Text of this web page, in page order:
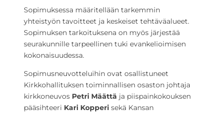
Sopimuksessa määritellään tarkemmin
yhteistyön tavoitteet ja keskeiset tehtäväalueet.
Sopimuksen tarkoituksena on myös järjestää
seurakunnille tarpeellinen tuki evankelioimisen
kokonaisuudessa.
Sopimusneuvotteluihin ovat osallistuneet
Kirkkohallituksen toiminnallisen osaston johtaja
kirkkoneuvos Petri Määttä ja piispainkokouksen
pääsihteeri Kari Kopperi sekä Kansan